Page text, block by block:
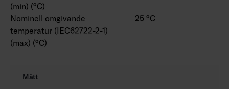
(min) (°C)
Nominell omgivande
temperatur (IEC62722-2-1)
(max) (°C)
25 °C
Mått